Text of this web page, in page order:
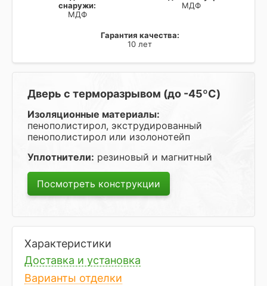
снаружи:
МДФ
МДФ
Гарантия качества:
10 лет
Дверь с терморазрывом (до -45ºC)
Изоляционные материалы:
пенополистирол, экструдированный
пенополистирол или изолонотейп
Уплотнители: резиновый и магнитный
Посмотреть конструкции
Характеристики
Доставка и установка
Варианты отделки